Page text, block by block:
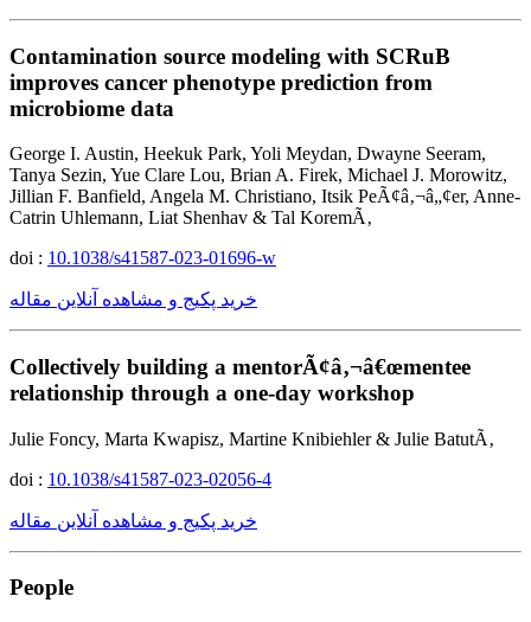
Contamination source modeling with SCRuB
improves cancer phenotype prediction from
microbiome data
George I. Austin, Heekuk Park, Yoli Meydan, Dwayne Seeram,
Tanya Sezin, Yue Clare Lou, Brian A. Firek, Michael J. Morowitz,
Jillian F. Banfield, Angela M. Christiano, Itsik PeÃ¢â‚¬â„¢er, Anne-
Catrin Uhlemann, Liat Shenhav & Tal KoremÃ‚
doi : 10.1038/s41587-023-01696-w
خرید پکیج و مشاهده آنلاین مقاله
Collectively building a mentorÃ¢â‚¬â€œmentee
relationship through a one-day workshop
Julie Foncy, Marta Kwapisz, Martine Knibiehler & Julie BatutÃ‚
doi : 10.1038/s41587-023-02056-4
خرید پکیج و مشاهده آنلاین مقاله
People